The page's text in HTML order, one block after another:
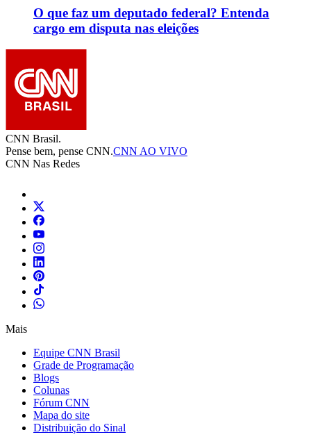
O que faz um deputado federal? Entenda
cargo em disputa nas eleições
CNN Brasil.
Pense bem, pense CNN.CNN AO VIVO
CNN Nas Redes
Mais
Equipe CNN Brasil
Grade de Programação
Blogs
Colunas
Fórum CNN
Mapa do site
Distribuição do Sinal